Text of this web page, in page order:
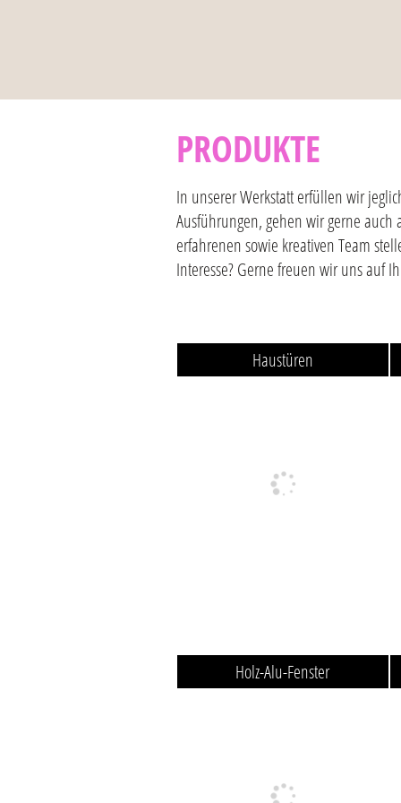
PRODUKTE
In unserer Werkstatt erfüllen wir
Ausführungen, gehen wir gerne
erfahrenen sowie kreativen Team
Interesse? Gerne freuen wir uns auf
Haustüren
Holz-Alu-Fenster